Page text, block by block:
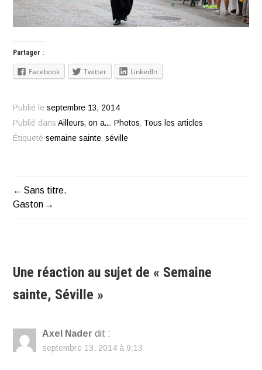
Partager :
Facebook Twitter LinkedIn
Publié leseptembre 13, 2014
Publié dansAilleurs, on a..., Photos, Tous les articles
Étiquetésemaine sainte,séville
Navigation
Sans titre.
Gaston
Une réaction au sujet de « Semaine
sainte, Séville »
Axel Nader dit :
septembre 13, 2014 à 9:13